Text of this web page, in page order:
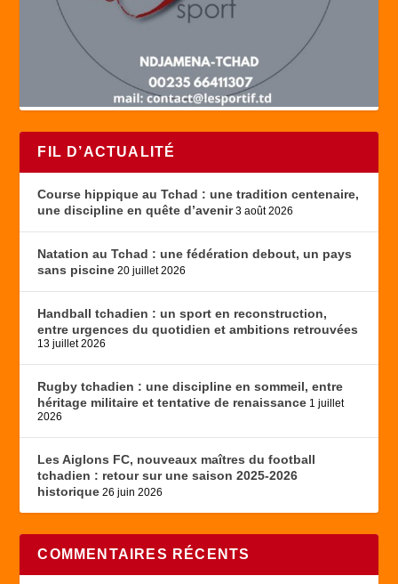
FIL D’ACTUALITÉ
Course hippique au Tchad : une tradition centenaire,
une discipline en quête d’avenir 3 août 2026
Natation au Tchad : une fédération debout, un pays
sans piscine 20 juillet 2026
Handball tchadien : un sport en reconstruction,
entre urgences du quotidien et ambitions retrouvées
13 juillet 2026
Rugby tchadien : une discipline en sommeil, entre
héritage militaire et tentative de renaissance 1 juillet
2026
Les Aiglons FC, nouveaux maîtres du football
tchadien : retour sur une saison 2025-2026
historique 26 juin 2026
COMMENTAIRES RÉCENTS